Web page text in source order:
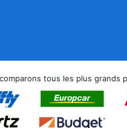
tous les plus grands